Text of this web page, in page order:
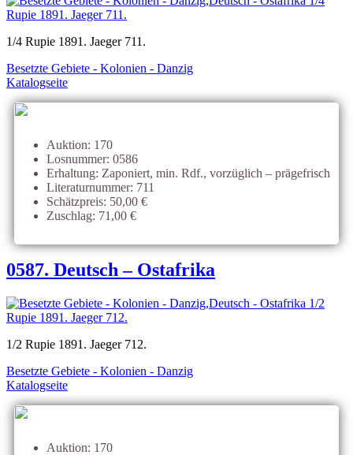
1/4 Rupie 1891. Jaeger 711.
Besetzte Gebiete - Kolonien - Danzig
Katalogseite
Auktion: 170
Losnummer: 0586
Erhaltung: Zaponiert, min. Rdf., vorzüglich – prägefrisch
Literaturnummer: 711
Schätzpreis: 50,00 €
Zuschlag: 71,00 €
0587. Deutsch – Ostafrika
1/2 Rupie 1891. Jaeger 712.
Besetzte Gebiete - Kolonien - Danzig
Katalogseite
Auktion: 170